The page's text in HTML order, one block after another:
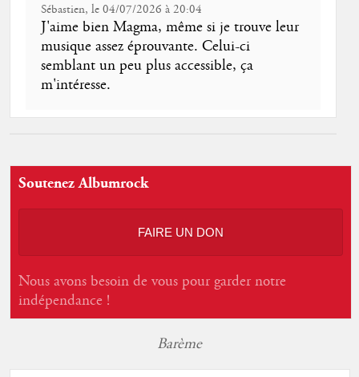
Sébastien, le 04/07/2026 à 20:04
J'aime bien Magma, même si je trouve leur
musique assez éprouvante. Celui-ci
semblant un peu plus accessible, ça
m'intéresse.
Soutenez Albumrock
FAIRE UN DON
Nous avons besoin de vous pour garder notre
indépendance !
Barème